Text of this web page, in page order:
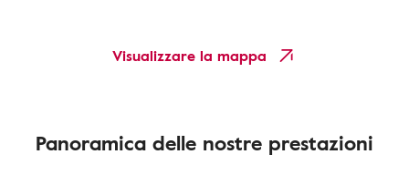
Visualizzare la mappa
Panoramica delle nostre prestazioni